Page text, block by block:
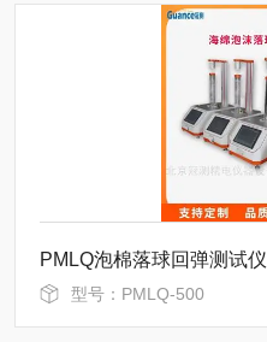
PMLQ泡棉落球回弹测试仪
型号：PMLQ-500